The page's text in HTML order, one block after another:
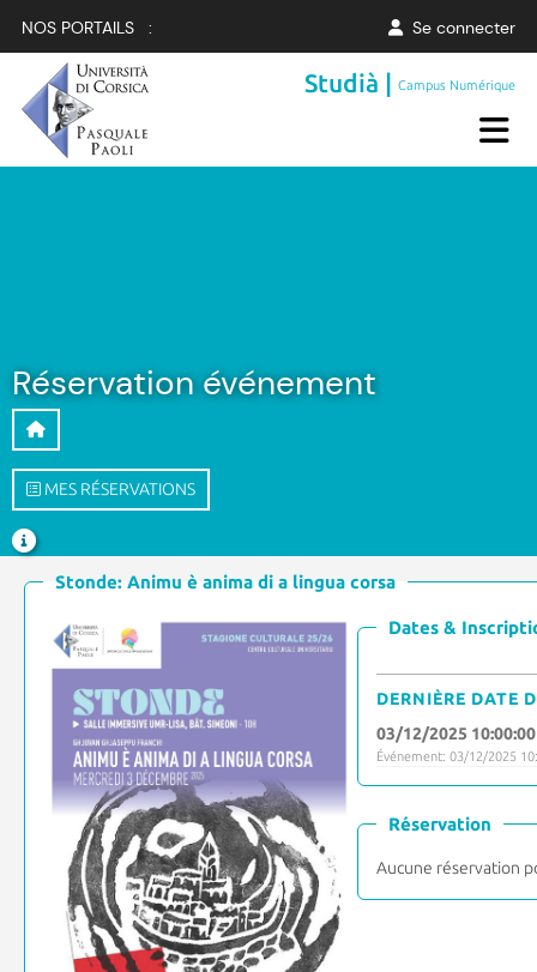
NOS PORTAILS : Se connecter
Studià |Campus Numérique
Réservation événement
MES RÉSERVATIONS
Stonde: Animu è anima di a lingua corsa
Dates &
DERNIÈRE DATE
03/12/2025 10:00:00
Événement: 03/12/2025
Réservation
Aucune réservation